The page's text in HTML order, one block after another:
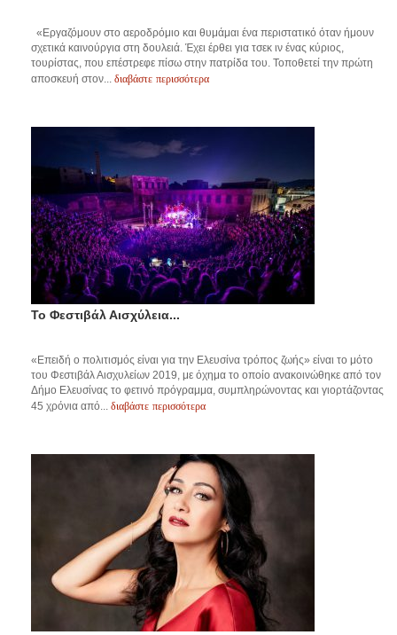
«Εργαζόμουν στο αεροδρόμιο και θυμάμαι ένα περιστατικό όταν ήμουν
σχετικά καινούργια στη δουλειά. Έχει έρθει για τσεκ ιν ένας κύριος,
τουρίστας, που επέστρεφε πίσω στην πατρίδα του. Τοποθετεί την πρώτη
αποσκευή στον... διαβάστε περισσότερα
Το Φεστιβάλ Αισχύλεια...
«Επειδή ο πολιτισμός είναι για την Ελευσίνα τρόπος ζωής» είναι το μότο
του Φεστιβάλ Αισχυλείων 2019, με όχημα το οποίο ανακοινώθηκε από τον
Δήμο Ελευσίνας το φετινό πρόγραμμα, συμπληρώνοντας και γιορτάζοντας
45 χρόνια από... διαβάστε περισσότερα